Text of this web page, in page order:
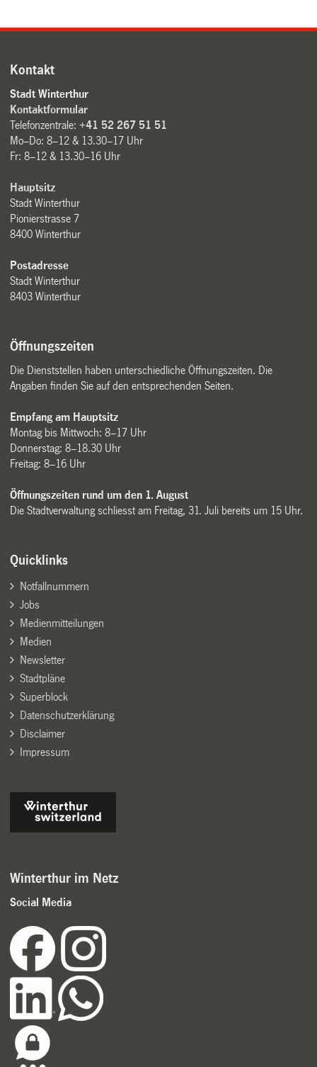
Kontakt
Stadt Winterthur
Kontaktformular
Telefonzentrale:+41 52 267 51 51
Mo–Do: 8–12 & 13.30–17 Uhr
Fr: 8–12 & 13.30–16 Uhr
Hauptsitz
Stadt Winterthur
Pionierstrasse 7
8400 Winterthur
Postadresse
Stadt Winterthur
8403 Winterthur
Öffnungszeiten
Die Dienststellen haben unterschiedliche Öffnungszeiten. Die
Angaben finden Sie auf den entsprechenden Seiten.
Empfang am Hauptsitz
Montag bis Mittwoch: 8–17 Uhr
Donnerstag: 8–18.30 Uhr
Freitag: 8–16 Uhr
Öffnungszeiten rund um den 1. August
Die Stadtverwaltung schliesst am Freitag, 31. Juli bereits um 15 Uhr.
Quicklinks
Notfallnummern
Jobs
Medienmitteilungen
Medien
Newsletter
Stadtpläne
Superblock
Datenschutzerklärung
Disclaimer
Impressum
Winterthur im Netz
Social Media